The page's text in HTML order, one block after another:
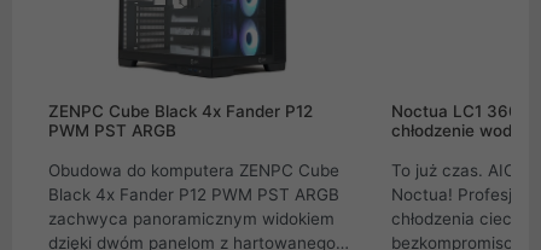
ZENPC Cube Black 4x Fander P12
PWM PST ARGB
Obudowa do komputera ZENPC Cube
Black 4x Fander P12 PWM PST ARGB
zachwyca panoramicznym widokiem
dzięki dwóm panelom z hartowanego
Noctua LC1
chłodzenie wodne
To już czas. AIO
Noctua!
chłodzenia cieczą